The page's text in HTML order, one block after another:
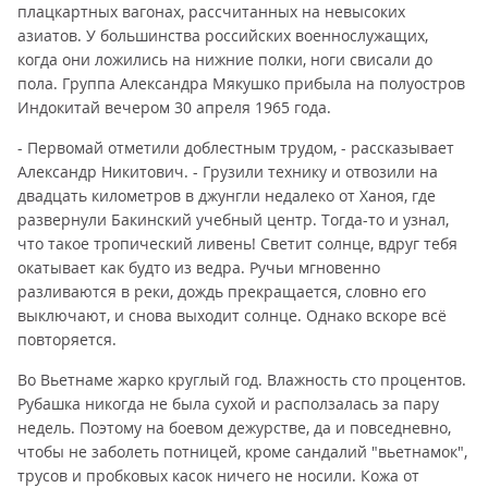
плацкартных вагонах, рассчитанных на невысоких
азиатов. У большинства российских военнослужащих,
когда они ложились на нижние полки, ноги свисали до
пола. Группа Александра Мякушко прибыла на полуостров
Индокитай вечером 30 апреля 1965 года.
- Первомай отметили доблестным трудом, - рассказывает
Александр Никитович. - Грузили технику и отвозили на
двадцать километров в джунгли недалеко от Ханоя, где
развернули Бакинский учебный центр. Тогда-то и узнал,
что такое тропический ливень! Светит солнце, вдруг тебя
окатывает как будто из ведра. Ручьи мгновенно
разливаются в реки, дождь прекращается, словно его
выключают, и снова выходит солнце. Однако вскоре всё
повторяется.
Во Вьетнаме жарко круглый год. Влажность сто процентов.
Рубашка никогда не была сухой и расползалась за пару
недель. Поэтому на боевом дежурстве, да и повседневно,
чтобы не заболеть потницей, кроме сандалий "вьетнамок",
трусов и пробковых касок ничего не носили. Кожа от